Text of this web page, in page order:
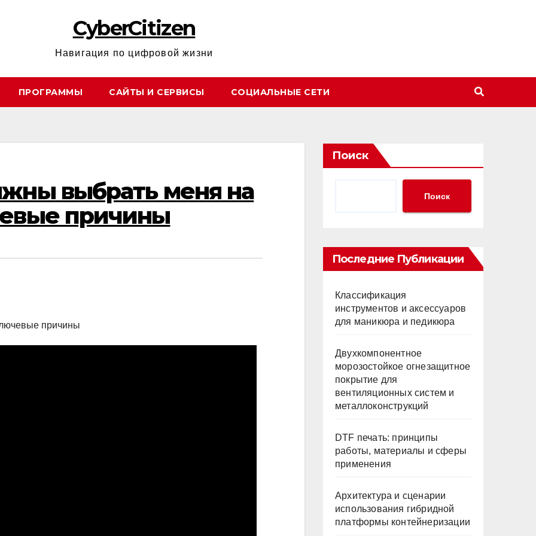
CyberCitizen
Навигация по цифровой жизни
ПРОГРАММЫ САЙТЫ И СЕРВИСЫ СОЦИАЛЬНЫЕ СЕТИ
выбрать меня на
причины
Поиск
Поиск
Последние Публикации
Классификация
инструментов и аксессуаров
для маникюра и педикюра
Двухкомпонентное
морозостойкое огнезащитное
покрытие для
вентиляционных систем и
металлоконструкций
DTF печать: принципы
работы, материалы и сферы
применения
Архитектура и сценарии
использования гибридной
платформы контейнеризации